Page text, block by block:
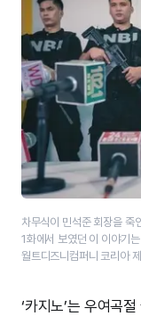
차무식이 민석준 회장을 죽
1화에서 보였던 이 이야기
월트디즈니컴퍼니 코리아
‘카지노’는 우여곡